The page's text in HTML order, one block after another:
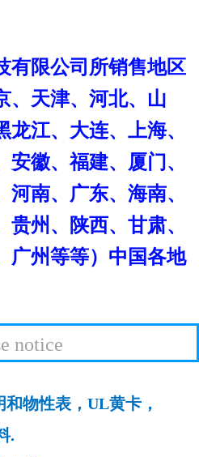
有限公司 所销售地区
、天津、河北、山
江、大连、上海、
徽、福建、厦门、
南、广东、海南、
州、陕西、甘肃、
广州等等）中国各地
notice
物性表，UL黄卡，
.